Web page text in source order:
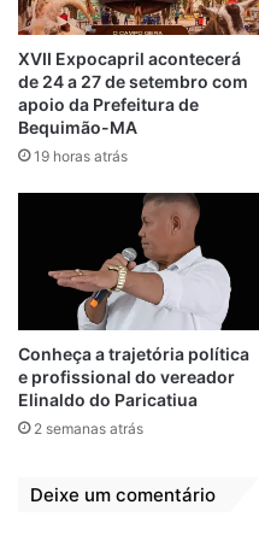
João Martins
Prefeito de Bequimão
Zé Martins
prestigia
lançamento do livro
“Vultos Ilustres da
Baixada
Maranhense”
25 de novembro de 2024
Em "BEQUIMÃO-
MA"
Em Nota de Pesar,
XVII Expocapril acontecerá
de 24 a 27 de setembro com
apoio da Prefeitura de
Bequimão-MA
19 horas atrás
Conheça a trajetória política
e profissional do vereador
Elinaldo do Paricatiua
2 semanas atrás
Deixe um comentário